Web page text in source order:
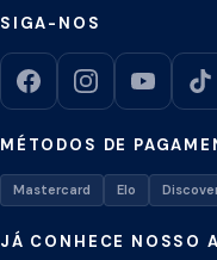
SIGA-NOS
MÉTODOS DE
Mastercard Elo
JÁ CONHECE NOSSO